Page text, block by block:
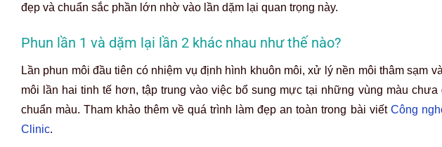
đẹp và chuẩn sắc phần lớn nhờ vào lần dặm lại quan trọng này.
Phun lần 1 và dặm lại lần 2 khác nhau như thế nào?
Lần phun môi đầu tiên có nhiệm vụ định hình khuôn môi, xử lý nền môi thâm sạm
môi lần hai tinh tế hơn, tập trung vào việc bổ sung mực tại những vùng màu
chuẩn màu. Tham khảo thêm về quá trình làm đẹp an toàn trong bài viết Công
Clinic.